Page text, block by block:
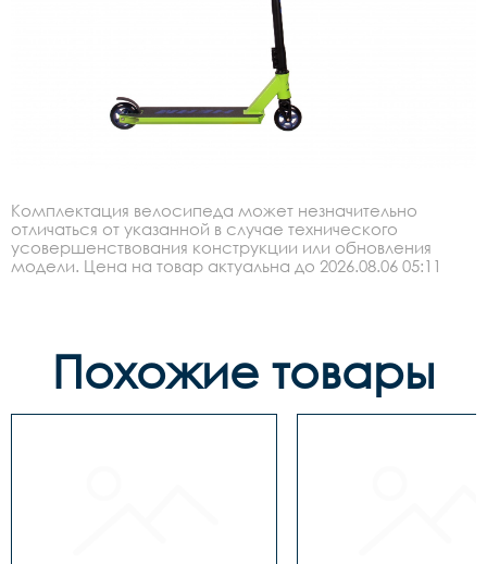
Комплектация велосипеда может незначительно
отличаться от указанной в случае технического
усовершенствования конструкции или обновления
модели. Цена на товар актуальна до 2026.08.06 05:11
Похожие товары